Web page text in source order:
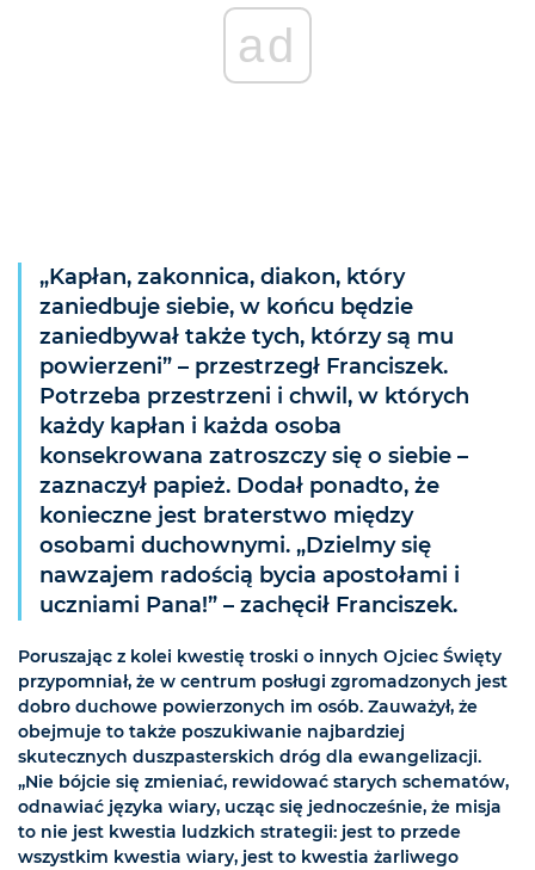
ad
„Kapłan, zakonnica, diakon, który
zaniedbuje siebie, w końcu będzie
zaniedbywał także tych, którzy są mu
powierzeni” – przestrzegł Franciszek.
Potrzeba przestrzeni i chwil, w których
każdy kapłan i każda osoba
konsekrowana zatroszczy się o siebie –
zaznaczył papież. Dodał ponadto, że
konieczne jest braterstwo między
osobami duchownymi. „Dzielmy się
nawzajem radością bycia apostołami i
uczniami Pana!” – zachęcił Franciszek.
Poruszając z kolei kwestię troski o innych Ojciec Święty
przypomniał, że w centrum posługi zgromadzonych jest
dobro duchowe powierzonych im osób. Zauważył, że
obejmuje to także poszukiwanie najbardziej
skutecznych duszpasterskich dróg dla ewangelizacji.
„Nie bójcie się zmieniać, rewidować starych schematów,
odnawiać języka wiary, ucząc się jednocześnie, że misja
to nie jest kwestia ludzkich strategii: jest to przede
wszystkim kwestia wiary, jest to kwestia żarliwego